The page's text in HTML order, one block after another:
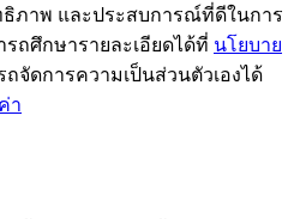
ภาพ และประสบการณ์ที่ดีในการ
ถศึกษารายละเอียดได้ที่ นโยบาย
ถจัดการความเป็นส่วนตัวเองได้
า